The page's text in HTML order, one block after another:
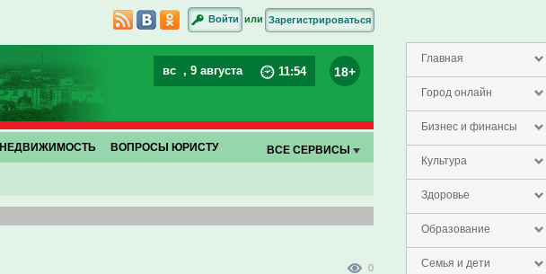
Главная
Город онлайн
Бизнес и финансы
Культура
Здоровье
Образование
Семья и дети
Войти или Зарегистрироваться
вс , 9 августа 11:54 18+
НЕДВИЖИМОСТЬ ВОПРОСЫ ЮРИСТУ ВСЕ СЕРВИСЫ
0